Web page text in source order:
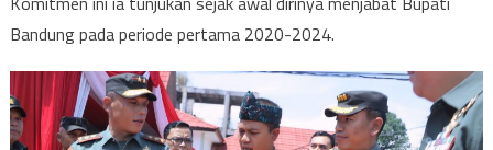
Bandung pada periode pertama 2020-2024.